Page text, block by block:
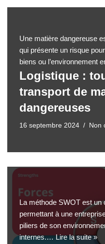
Une matière dangereuse
qui présente un risque
biens ou l’environnement
Logistique :
transport de
dangereuses
16 septembre 2024 Non
La méthode SWOT est un
permettant à une
piliers de son
internes.…Lire la suite »